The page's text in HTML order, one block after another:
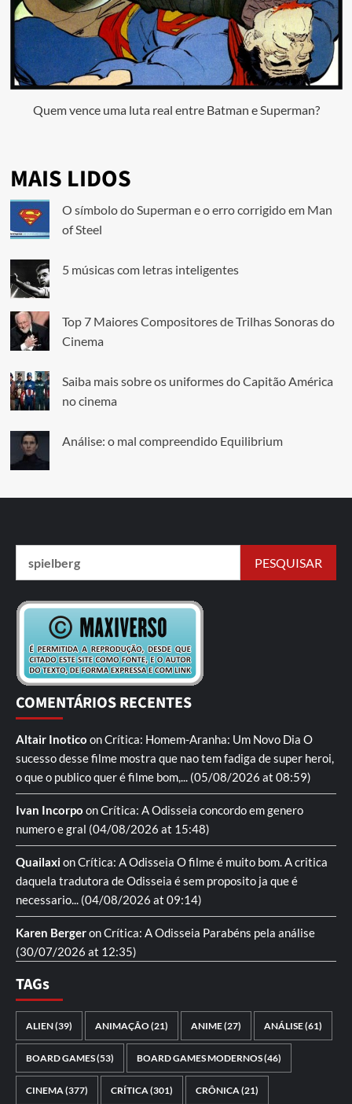
Quem vence uma luta real entre Batman e Superman?
MAIS LIDOS
O símbolo do Superman e o erro corrigido em Man
of Steel
5 músicas com letras inteligentes
Top 7 Maiores Compositores de Trilhas Sonoras do
Cinema
Saiba mais sobre os uniformes do Capitão América
no cinema
Análise: o mal compreendido Equilibrium
COMENTÁRIOS RECENTES
Altair Inotico onCrítica: Homem-Aranha: Um Novo Dia O
sucesso desse filme mostra que nao tem fadiga de super heroi,
o que o publico quer é filme bom,... (05/08/2026 at 08:59)
Ivan Incorpo onCrítica: A Odisseia concordo em genero
numero e gral (04/08/2026 at 15:48)
QuailaxionCrítica: A Odisseia O filme é muito bom. A critica
daquela tradutora de Odisseia é sem proposito ja que é
necessario... (04/08/2026 at 09:14)
Karen BergeronCrítica: A Odisseia Parabéns pela análise
(30/07/2026 at 12:35)
TAGs
ALIEN(39) ANIMAÇÃO(21) ANIME(27) ANÁLISE(61)
BOARD GAMES(53) BOARD GAMES MODERNOS(46)
CINEMA(377) CRÍTICA(301) CRÔNICA(21)